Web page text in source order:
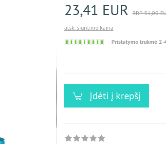
23,41 EUR RRP 31,00
atsk. siuntimo kaina
Sofort
Pristatymo trukmė 2-
Įdėti į krepšį